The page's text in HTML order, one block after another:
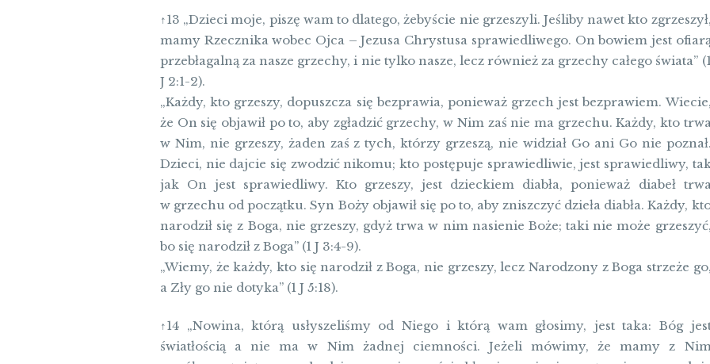
↑13 „Dzieci moje, piszę wam to dlatego, żebyście nie grzeszyli. Jeśliby nawet kto zgrzeszył,
mamy Rzecznika wobec Ojca – Jezusa Chrystusa sprawiedliwego. On bowiem jest
przebłagalną za nasze grzechy, i nie tylko nasze, lecz również za grzechy całego świata”
J 2:1-2).
„Każdy, kto grzeszy, dopuszcza się bezprawia, ponieważ grzech jest bezprawiem. Wiecie,
że On się objawił po to, aby zgładzić grzechy, w Nim zaś nie ma grzechu. Każdy, kto
w Nim, nie grzeszy, żaden zaś z tych, którzy grzeszą, nie widział Go ani Go nie poznał.
Dzieci, nie dajcie się zwodzić nikomu; kto postępuje sprawiedliwie, jest sprawiedliwy,
jak On jest sprawiedliwy. Kto grzeszy, jest dzieckiem diabła, ponieważ diabeł
w grzechu od początku. Syn Boży objawił się po to, aby zniszczyć dzieła diabła. Każdy,
narodził się z Boga, nie grzeszy, gdyż trwa w nim nasienie Boże; taki nie może grzeszyć,
bo się narodził z Boga” (1 J 3:4-9).
„Wiemy, że każdy, kto się narodził z Boga, nie grzeszy, lecz Narodzony z Boga strzeże go,
a Zły go nie dotyka” (1 J 5:18).
↑14 „Nowina, którą usłyszeliśmy od Niego i którą wam głosimy, jest taka: Bóg
światłością a nie ma w Nim żadnej ciemności. Jeżeli mówimy, że mamy z